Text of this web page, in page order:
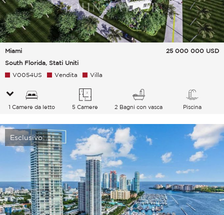
Miami
South Florida, Stati Uniti
25 000 000 USD
V0054US Vendita Villa
1 Camere da letto 5 Camere 2 Bagni con vasca Piscina
Esclusivo